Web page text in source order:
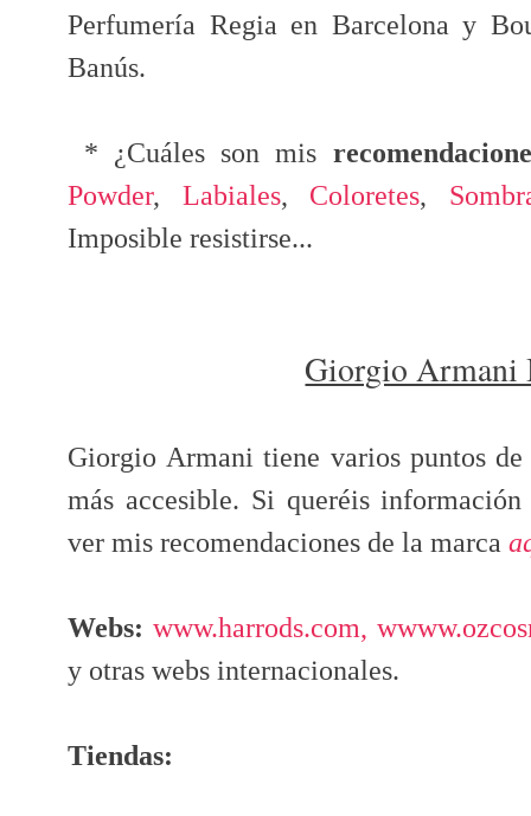
Perfumería Regia en Barcelona y
Banús.
* ¿Cuáles son mis
Powder, Labiales, Coloretes,
Imposible resistirse...
Giorgio Armani
Giorgio Armani tiene varios puntos
más accesible. Si queréis
ver mis recomendaciones de la marca
Webs:www.harrods.com,
y otras webs internacionales.
Tiendas: